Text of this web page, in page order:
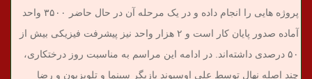
پروژه هایی را انجام داده و در یک مرحله آن در حال حاضر ۳۵۰۰ واحد
آماده صدور پایان کار است و ۲ هزار واحد نیز پیشرفت فیزیکی بیش از
۵۰ درصدی داشته‌اند.
در ادامه این مراسم به مناسبت روز درختکاری،
چند اصله نهال توسط علی اوسیوند بازیگر سینما و تلویزیون و رضا